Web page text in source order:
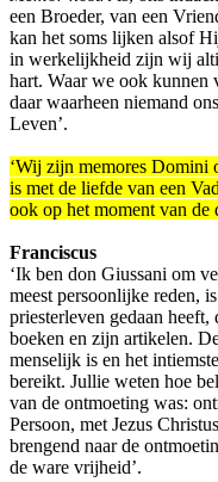
een Broeder, van een
kan het soms lijken alsof
in werkelijkheid zijn wij
hart. Waar we ook kunnen
daar waarheen niemand
Leven’.
‘Wij zijn memores Domini
is met de liefde van een
ook op het moment van de
Franciscus
‘Ik ben don Giussani om
meest persoonlijke reden,
priesterleven gedaan
boeken en zijn artikelen.
menselijk is en het
bereikt. Jullie weten hoe
van de ontmoeting was:
Persoon, met Jezus
brengend naar de
de ware vrijheid’.